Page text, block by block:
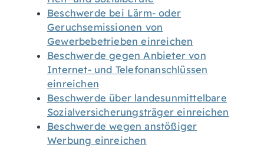
Beschwerde bei Lärm- oder
Geruchsemissionen von
Gewerbebetrieben einreichen
Beschwerde gegen Anbieter von
Internet- und Telefonanschlüssen
einreichen
Beschwerde über landesunmittelbare
Sozialversicherungsträger einreichen
Beschwerde wegen anstößiger
Werbung einreichen